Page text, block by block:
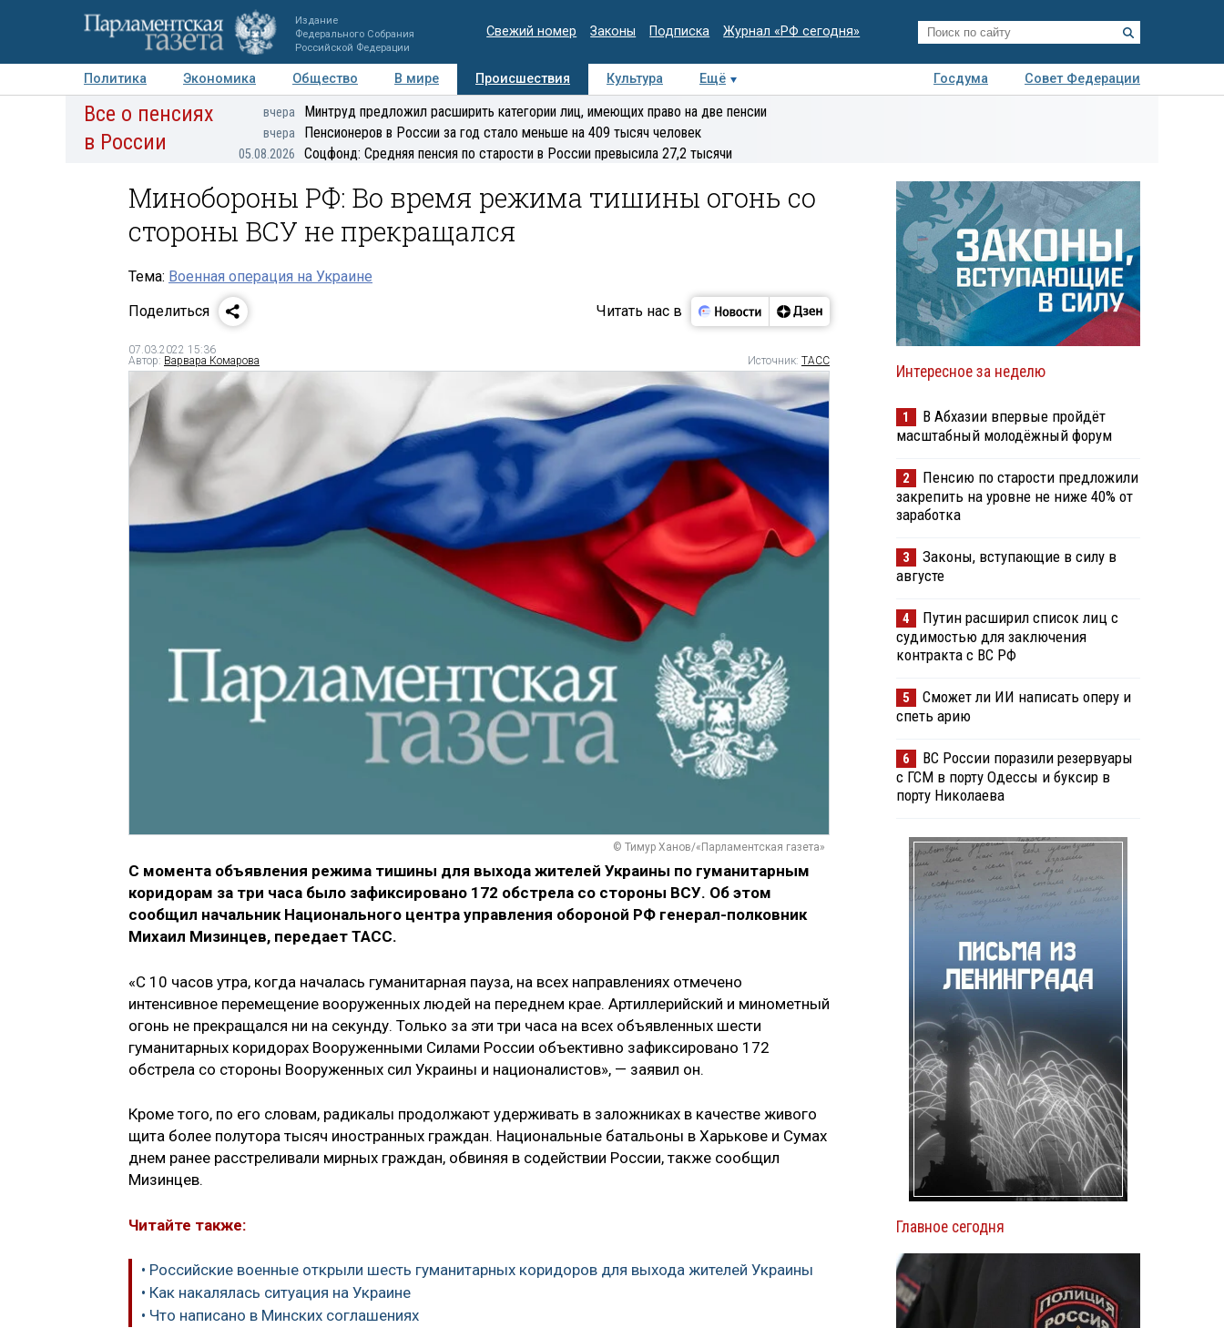
Издание
Федерального Собрания
Российской Федерации
Свежий номер Законы Подписка Журнал «РФ сегодня»
Политика Экономика Общество В мире Происшествия Культура Ещё Госдума
Совет Федерации
Авторы Персоны Мнения Регионы Медиацентр Интервью Колумнисты
Деловая
Все о пенсиях
в России
вчера Минтруд предложил расширить категории лиц, имеющих право на две пенсии
вчера Пенсионеров в России за год стало меньше на 409 тысяч человек
05.08.2026 Соцфонд: Средняя пенсия по старости в России превысила 27,2 тысячи
Минобороны РФ: Во время режима тишины огонь со
стороны ВСУ не прекращался
Тема: Военная операция на Украине
Поделиться
Читать нас в
07.03.2022 15:36
Автор: Варвара Комарова Источник: ТАСС
© Тимур Ханов/«Парламентская газета»
С момента объявления режима тишины для выхода жителей Украины по гуманитарным
коридорам за три часа было зафиксировано 172 обстрела со стороны ВСУ. Об этом
сообщил начальник Национального центра управления обороной РФ генерал-полковник
Михаил Мизинцев, передает ТАСС.
«С 10 часов утра, когда началась гуманитарная пауза, на всех направлениях отмечено
интенсивное перемещение вооруженных людей на переднем крае. Артиллерийский и минометный
огонь не прекращался ни на секунду. Только за эти три часа на всех объявленных шести
гуманитарных коридорах Вооруженными Силами России объективно зафиксировано 172
обстрела со стороны Вооруженных сил Украины и националистов», — заявил он.
Кроме того, по его словам, радикалы продолжают удерживать в заложниках в качестве живого
щита более полутора тысяч иностранных граждан. Национальные батальоны в Харькове и Сумах
днем ранее расстреливали мирных граждан, обвиняя в содействии России, также сообщил
Мизинцев.
Читайте также:
• Российские военные открыли шесть гуманитарных коридоров для выхода жителей Украины
• Как накалялась ситуация на Украине
• Что написано в Минских соглашениях
Интересное за неделю
1
В Абхазии впервые пройдёт
масштабный молодёжный форум
2
Пенсию по старости предложили
закрепить на уровне не ниже 40% от
заработка
3
Законы, вступающие в силу в
августе
4
Путин расширил список лиц с
судимостью для заключения
контракта с ВС РФ
5
Сможет ли ИИ написать оперу и
спеть арию
6
ВС России поразили резервуары
с ГСМ в порту Одессы и буксир в
порту Николаева
Главное сегодня